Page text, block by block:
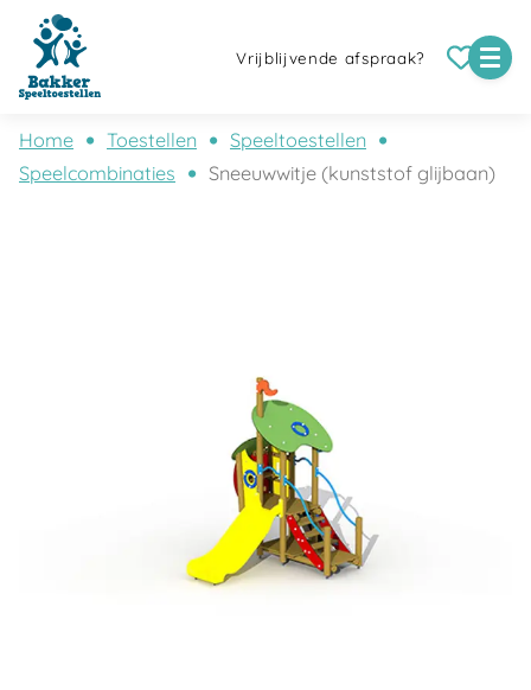
Vrijblijvende afspraak?
Home Toestellen
Speeltoestellen
Speelcombinaties
Sneeuwwitje (kunststof glijbaan)